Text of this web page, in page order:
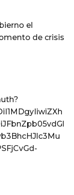
el
de crisis